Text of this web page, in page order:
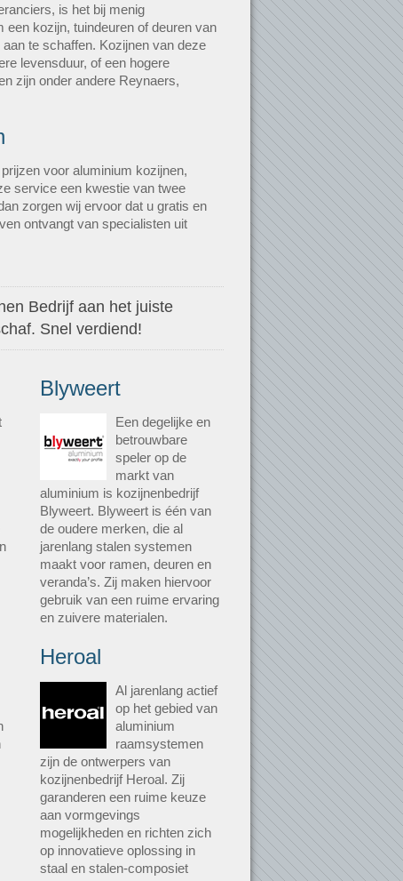
is het bij menig
een kozijn, tuindeuren of deuren van
te schaffen. Kozijnen van deze
levensduur, of een hogere
zijn onder andere Reynaers,
voor aluminium kozijnen,
service een kwestie van twee
zorgen wij ervoor dat u gratis en
ontvangt van specialisten uit
Bedrijf aan het juiste
Snel verdiend!
Blyweert
Een degelijke en
betrouwbare
speler op de
markt van
aluminium is kozijnenbedrijf
Blyweert. Blyweert is één van
de oudere merken, die al
jarenlang stalen systemen
maakt voor ramen, deuren en
veranda’s. Zij maken hiervoor
gebruik van een ruime ervaring
en zuivere materialen.
Heroal
Al jarenlang actief
op het gebied van
aluminium
raamsystemen
zijn de ontwerpers van
kozijnenbedrijf Heroal. Zij
garanderen een ruime keuze
aan vormgevings
mogelijkheden en richten zich
op innovatieve oplossing in
staal en stalen-composiet